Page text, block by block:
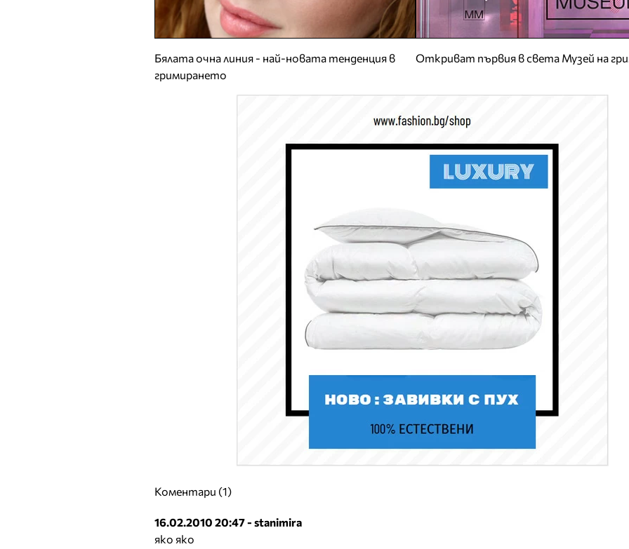
Бялата очна линия - най-новата тенденция в
гримирането
Откриват първия в света Музей на
Коментари (1)
16.02.2010 20:47 - stanimira
яко яко